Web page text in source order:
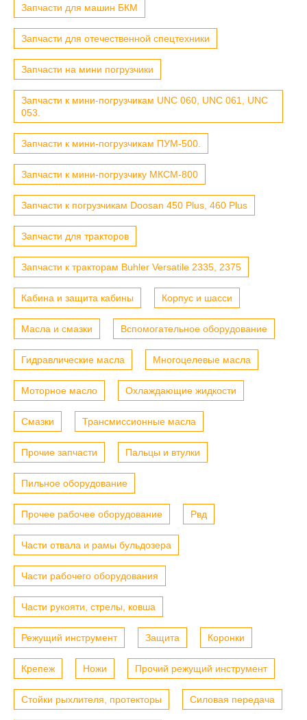
Запчасти для машин БКМ
Запчасти для отечественной спецтехники
Запчасти на мини погрузчики
Запчасти к мини-погрузчикам UNC 060, UNC 061, UNC
053.
Запчасти к мини-погрузчикам ПУМ-500.
Запчасти к мини-погрузчику МКСМ-800
Запчасти к погрузчикам Doosan 450 Plus, 460 Plus
Запчасти для тракторов
Запчасти к тракторам Buhler Versatile 2335, 2375
Кабина и защита кабины Корпус и шасси
Масла и смазки Вспомогательное оборудование
Гидравлические масла Многоцелевые масла
Моторное масло Охлаждающие жидкости
Смазки Трансмиссионные масла
Прочие запчасти Пальцы и втулки
Пильное оборудование
Прочее рабочее оборудование Рвд
Части отвала и рамы бульдозера
Части рабочего оборудования
Части рукояти, стрелы, ковша
Режущий инструмент Защита Коронки
Крепеж Ножи Прочий режущий инструмент
Стойки рыхлителя, протекторы Силовая передача